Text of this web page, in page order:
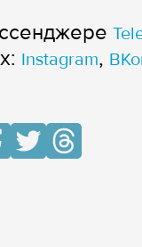
Instagram,